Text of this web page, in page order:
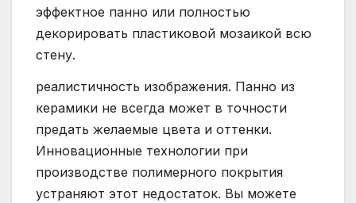
эффектное панно или полностью
декорировать пластиковой мозаикой всю
стену.
реалистичность изображения. Панно из
керамики не всегда может в точности
предать желаемые цвета и оттенки.
Инновационные технологии при
производстве полимерного покрытия
устраняют этот недостаток. Вы можете